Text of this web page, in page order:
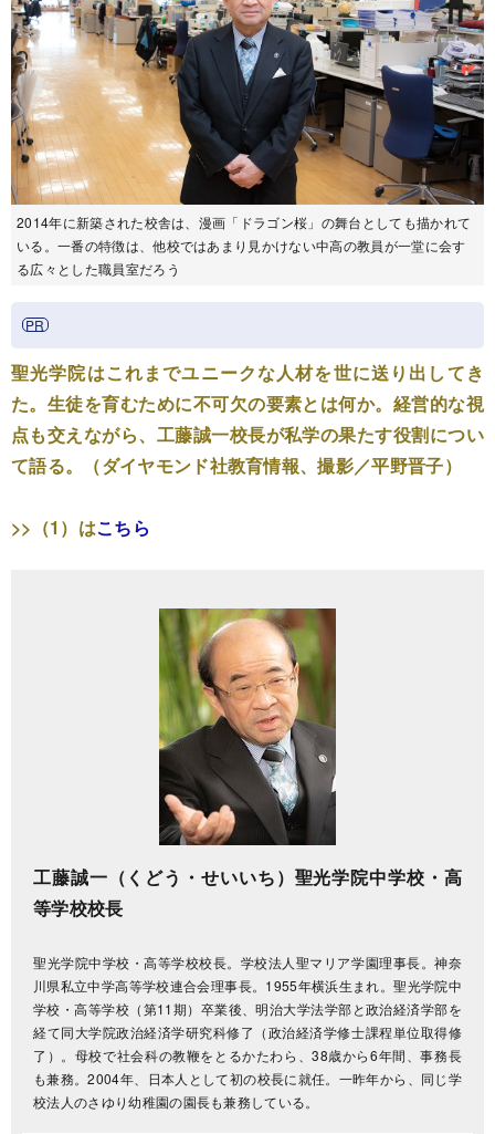
2014年に新築された校舎は、漫画「ドラゴン桜」の舞台としても描かれて
いる。一番の特徴は、他校ではあまり見かけない中高の教員が一堂に会す
る広々とした職員室だろう
聖光学院はこれまでユニークな人材を世に送り出してき
た。生徒を育むために不可欠の要素とは何か。経営的な視
点も交えながら、工藤誠一校長が私学の果たす役割につい
て語る。（ダイヤモンド社教育情報、撮影／平野晋子）
>>（1）はこちら
工藤誠一（くどう・せいいち）聖光学院中学校・高
等学校校長
聖光学院中学校・高等学校校長。学校法人聖マリア学園理事長。神奈
川県私立中学高等学校連合会理事長。1955年横浜生まれ。聖光学院中
学校・高等学校（第11期）卒業後、明治大学法学部と政治経済学部を
経て同大学院政治経済学研究科修了（政治経済学修士課程単位取得修
了）。母校で社会科の教鞭をとるかたわら、38歳から6年間、事務長
も兼務。2004年、日本人として初の校長に就任。一昨年から、同じ学
校法人のさゆり幼稚園の園長も兼務している。